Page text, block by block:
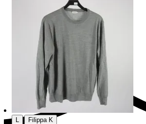
Ersättning om du inte får din vara
| Filippa K